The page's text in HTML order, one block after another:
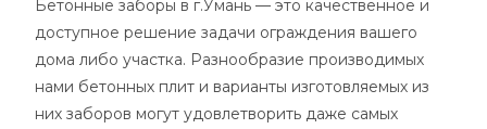
Бетонные заборы в г.Умань — это качественное и
доступное решение задачи ограждения вашего
дома либо участка. Разнообразие производимых
нами бетонных плит и варианты изготовляемых из
них заборов могут удовлетворить даже самых